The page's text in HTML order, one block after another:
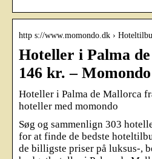
http s://www.momondo.dk ›
Hoteller i Palma
146 kr. – Momondo
Hoteller i Palma de Mallorca
hoteller med momondo
Søg og sammenlign 303
for at finde de bedste
de billigste priser på luksus-,